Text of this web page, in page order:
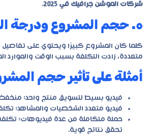
شركات الموشن جرافيك في 2025
.
٥. حجم المشروع ودرجة التعقيد
كلما كان المشروع كبيرًا ويحتوي على
متعددة، زادت التكلفة بسبب الوقت والموارد
أمثلة على تأثير حجم
فيديو بسيط لتسويق منتج واحد:
فيديو متعدد الشخصيات والمشاهد:
حملة متكاملة من عدة فيديوهات:
تحقق نتائج قوية.